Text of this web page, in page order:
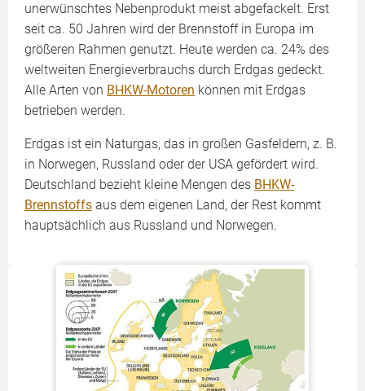
unerwünschtes Nebenprodukt meist abgefackelt. Erst
seit ca. 50 Jahren wird der Brennstoff in Europa im
größeren Rahmen genutzt. Heute werden ca. 24% des
weltweiten Energieverbrauchs durch Erdgas gedeckt.
Alle Arten von BHKW-Motoren können mit Erdgas
betrieben werden.
Erdgas ist ein Naturgas, das in großen Gasfeldern, z. B.
in Norwegen, Russland oder der USA gefördert wird.
Deutschland bezieht kleine Mengen des BHKW-
Brennstoffs aus dem eigenen Land, der Rest kommt
hauptsächlich aus Russland und Norwegen.